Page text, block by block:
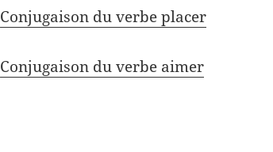
Conjugaison du verbe placer
Conjugaison du verbe aimer